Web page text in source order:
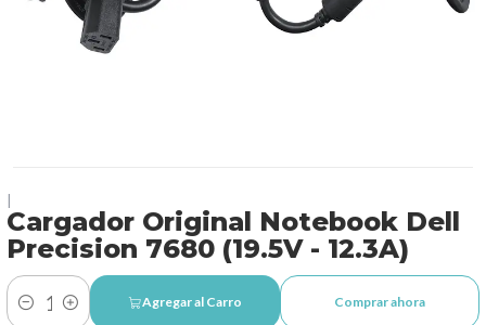
Cargador Original Notebook Dell
Precision 7680 (19.5V - 12.3A)
Cantidad
Agregar al Carro Comprar ahora